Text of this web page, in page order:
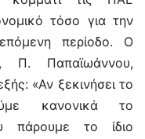
τόσο για την
περίοδο. Ο
Π. Παπαϊωάννου,
«Αν ξεκινήσει το
κανονικά το
πάρουμε το ίδιο